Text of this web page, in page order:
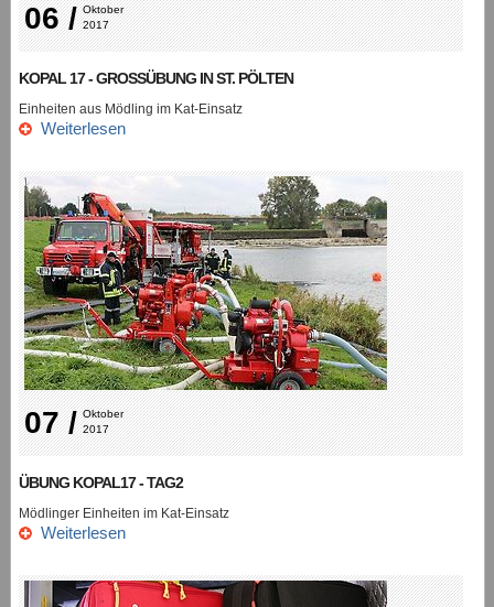
06 / Oktober
2017
KOPAL 17 - GROSSÜBUNG IN ST. PÖLTEN
Einheiten aus Mödling im Kat-Einsatz
Weiterlesen
07 / Oktober
2017
ÜBUNG KOPAL17 - TAG2
Mödlinger Einheiten im Kat-Einsatz
Weiterlesen